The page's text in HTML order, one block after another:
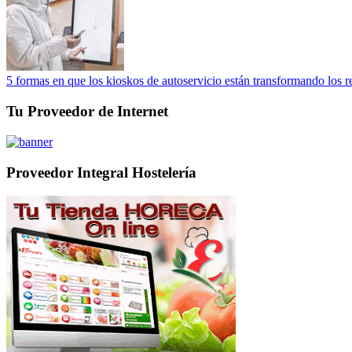
5 formas en que los kioskos de autoservicio están transformando los
Tu Proveedor de Internet
Proveedor Integral Hostelería